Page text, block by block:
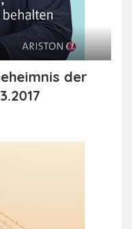
der